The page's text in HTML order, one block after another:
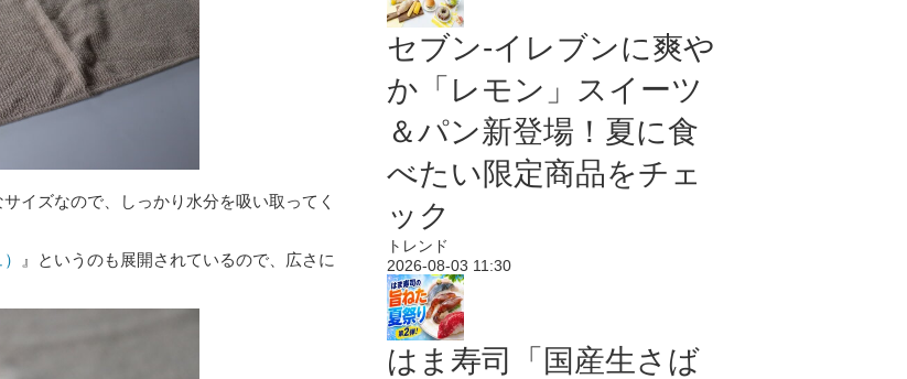
イズなので、しっかり水分を吸い取ってく
』というのも展開されているので、広さに
セブン‐イレブンに爽や
か「レモン」スイーツ
＆パン新登場！夏に食
べたい限定商品をチェ
ック
トレンド
2026-08-03 11:30
はま寿司「国産生さば